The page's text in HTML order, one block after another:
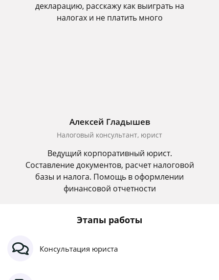
декларацию, расскажу как выиграть на
налогах и не платить много
Алексей Гладышев
Налоговый консультант, юрист
Ведущий корпоративный юрист.
Составление документов, расчет налоговой
базы и налога. Помощь в оформлении
финансовой отчетности
Этапы работы
Консультация юриста